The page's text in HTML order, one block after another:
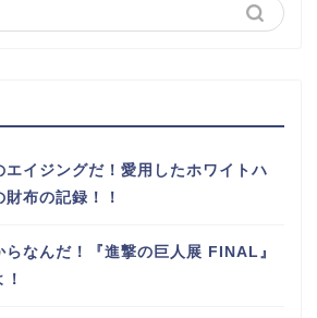
エイジングだ！愛用したホワイトハ
布の記録！！
らなんだ！『進撃の巨人展 FINAL』